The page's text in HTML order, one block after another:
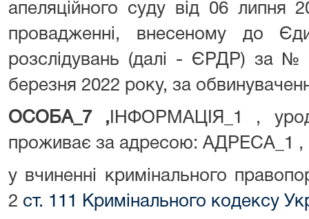
апеляційного суду від 06 липня
провадженні, внесеному до
розслідувань (далі - ЄРДР) за №
березня 2022 року, за
ОСОБА_7 , ІНФОРМАЦІЯ_1 ,
проживає за адресою: АДРЕСА_1 ,
у вчиненні кримінального
2 ст. 111 Кримінального кодексу